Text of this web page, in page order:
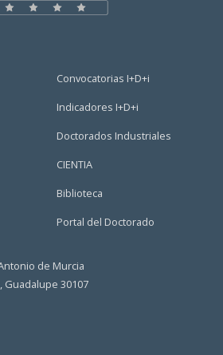
Convocatorias I+D+i
Indicadores I+D+i
Doctorados Industriales
CIENTIA
Biblioteca
Portal del Doctorado
de Murcia
Guadalupe 30107